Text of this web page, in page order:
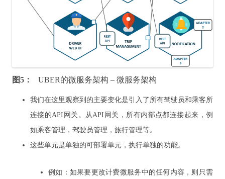
图5： UBER的微服务架构 – 微服务架构
我们在这里观察到的主要变化是引入了所有驾驶员和乘客所
连接的API网关。 从API网关，所有内部点都连接起来，例
如乘客管理，驾驶员管理，旅行管理等。
这些单元是单独的可部署单元，执行单独的功能。
例如：如果要更改计费微服务中的任何内容，则只需